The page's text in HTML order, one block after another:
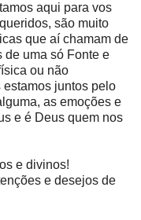
aqui para vos
são muito
que aí chamam de
de uma só Fonte e
ou não
juntos pelo
as emoções e
e é Deus quem nos
e divinos!
e desejos de